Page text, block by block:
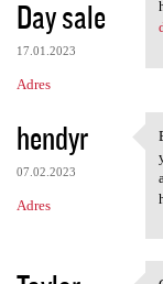
Day sale
17.01.2023
Adres
hendyr
07.02.2023
Adres